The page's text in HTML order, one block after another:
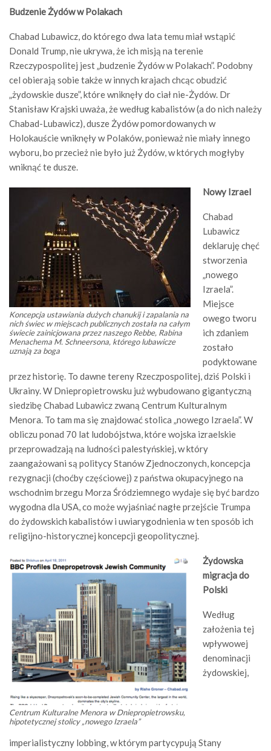
Budzenie Żydów w Polakach
Chabad Lubawicz, do którego dwa lata temu miał wstąpić
Donald Trump, nie ukrywa, że ich misją na terenie
Rzeczypospolitej jest „budzenie Żydów w Polakach”. Podobny
cel obierają sobie także w innych krajach chcąc obudzić
„żydowskie dusze”, które wniknęły do ciał nie-Żydów. Dr
Stanisław Krajski uważa, że według kabalistów (a do nich należy
Chabad-Lubawicz), dusze Żydów pomordowanych w
Holokauście wniknęły w Polaków, ponieważ nie miały innego
wyboru, bo przecież nie było już Żydów, w których mogłyby
wniknąć te dusze.
Koncepcja ustawiania dużych chanukij i zapalania na
nich świec w miejscach publicznych została na całym
świecie zainicjowana przez naszego Rebbe, Rabina
Menachema M. Schneersona, którego lubawicze
uznają za boga
Nowy Izrael
Chabad
Lubawicz
deklaruję chęć
stworzenia
„nowego
Izraela”.
Miejsce
owego tworu
ich zdaniem
zostało
podyktowane
przez historię. To dawne tereny Rzeczpospolitej, dziś Polski i
Ukrainy. W Dniepropietrowsku już wybudowano gigantyczną
siedzibę Chabad Lubawicz zwaną Centrum Kulturalnym
Menora. To tam ma się znajdować stolica „nowego Izraela”. W
obliczu ponad 70 lat ludobójstwa, które wojska izraelskie
przeprowadzają na ludności palestyńskiej, w który
zaangażowani są politycy Stanów Zjednoczonych, koncepcja
rezygnacji (choćby częściowej) z państwa okupacyjnego na
wschodnim brzegu Morza Śródziemnego wydaje się być bardzo
wygodna dla USA, co może wyjaśniać nagłe przejście Trumpa
do żydowskich kabalistów i uwiarygodnienia w ten sposób ich
religijno-historycznej koncepcji geopolitycznej.
Centrum Kulturalne Menora w Dniepropietrowsku,
hipotetycznej stolicy „nowego Izraela”
Żydowska
migracja do
Polski
Według
założenia tej
wpływowej
denominacji
żydowskiej,
imperialistyczny lobbing, w którym partycypują Stany